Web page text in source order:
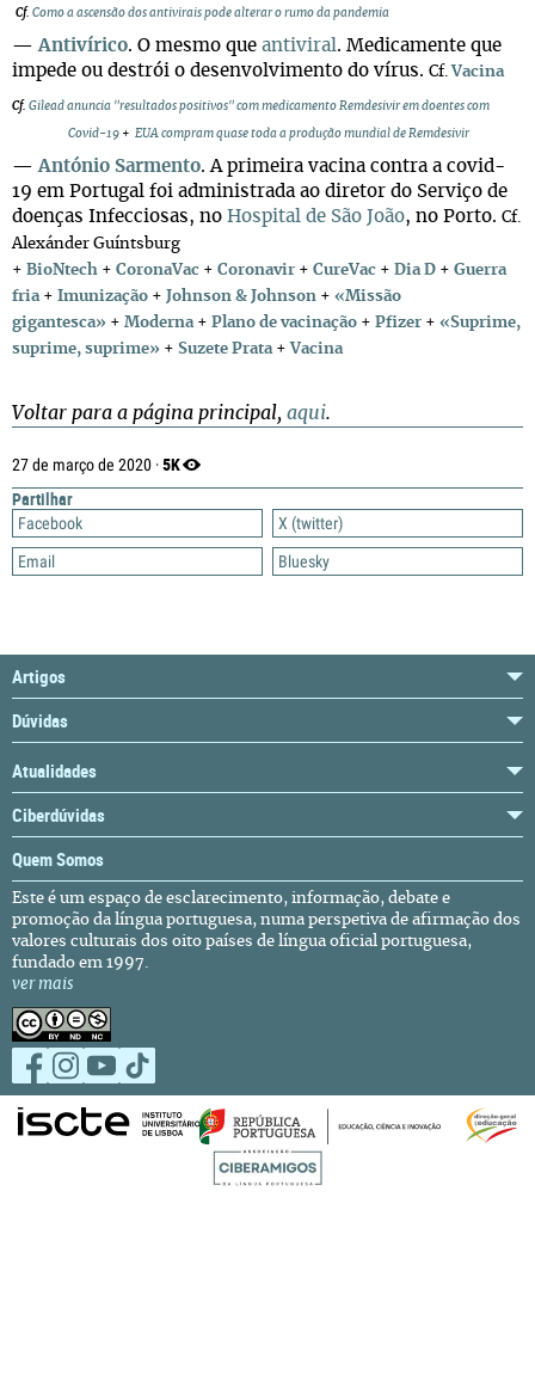
27 de março de 2020 ·5K
Partilhar
Facebook
X (twitter)
Email
Bluesky
Cf. Como a ascensão dos antivirais pode alterar o rumo da pandemia
— Antivírico. O mesmo que antiviral. Medicamente que
impede ou destrói o desenvolvimento do vírus. Cf. Vacina
Cf. Gilead anuncia "resultados positivos" com medicamento Remdesivir em doentes com
Covid-19 +EUA compram quase toda a produção mundial de Remdesivir
— António Sarmento. A primeira vacina contra a covid-
19 em Portugal foi administrada ao diretor do Serviço de
doenças Infecciosas, no Hospital de São João, no Porto. Cf.
Alexánder Guíntsburg
+ BioNtech + CoronaVac + Coronavir + CureVac + Dia D + Guerra
fria + Imunização + Johnson & Johnson + «Missão
gigantesca» + Moderna+ Plano de vacinação + Pfizer + «Suprime,
suprime, suprime» + Suzete Prata + Vacina
Voltar para a página principal, aqui.
Artigos
Dúvidas
Atualidades
Ciberdúvidas
Quem Somos
Este é um espaço de esclarecimento, informação, debate e
promoção da língua portuguesa, numa perspetiva de afirmação dos
valores culturais dos oito países de língua oficial portuguesa,
fundado em 1997.
ver mais